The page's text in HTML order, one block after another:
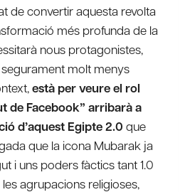
de convertir aquesta revolta
més profunda de la
nous protagonistes,
molt menys
està per veure el rol
de Facebook” arribarà a
d’aquest Egipte 2.0 que
que la icona Mubarak ja
i uns poders fàctics tant 1.0
les agrupacions religioses,